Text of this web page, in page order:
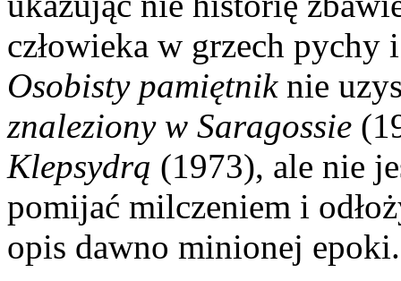
człowieka w grzech pychy
Osobisty pamiętnik nie
znaleziony w Saragossie
Klepsydrą (1973), ale nie
pomijać milczeniem i
opis dawno minionej epoki.